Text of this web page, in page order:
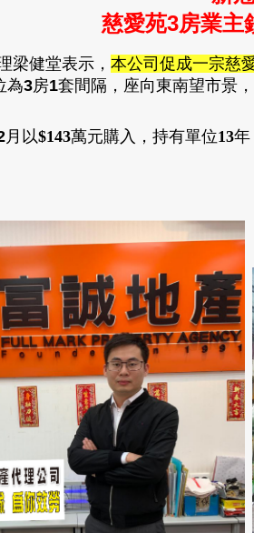
慈愛苑3房業主
梁健堂表示 ， 本公司促成一宗慈
為3房1套間隔 ， 座向東南望市景
月以$143萬元購入 ， 持有單位13年